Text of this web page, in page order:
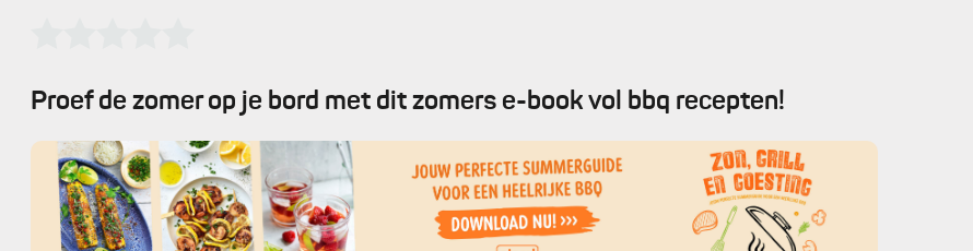
Proef de zomer op je bord met dit zomers e-book vol bbq recepten!